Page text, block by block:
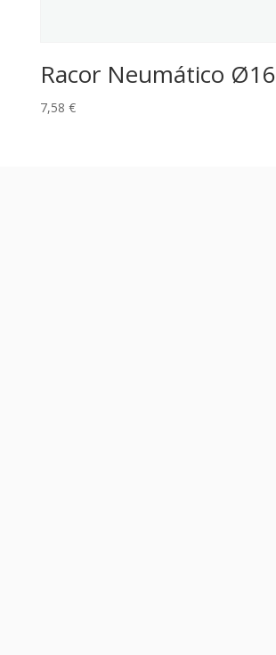
Racor Neumático Ø16
7,58 €